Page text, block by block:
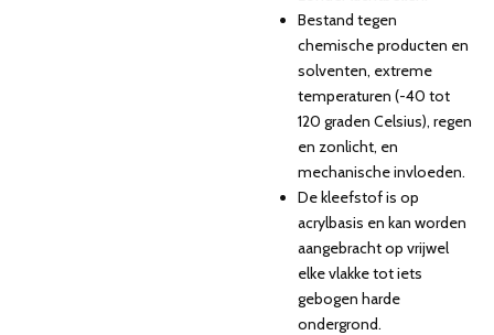
Bestand tegen
chemische producten en
solventen, extreme
temperaturen (-40 tot
120 graden Celsius), regen
en zonlicht, en
mechanische invloeden.
De kleefstof is op
acrylbasis en kan worden
aangebracht op vrijwel
elke vlakke tot iets
gebogen harde
ondergrond.